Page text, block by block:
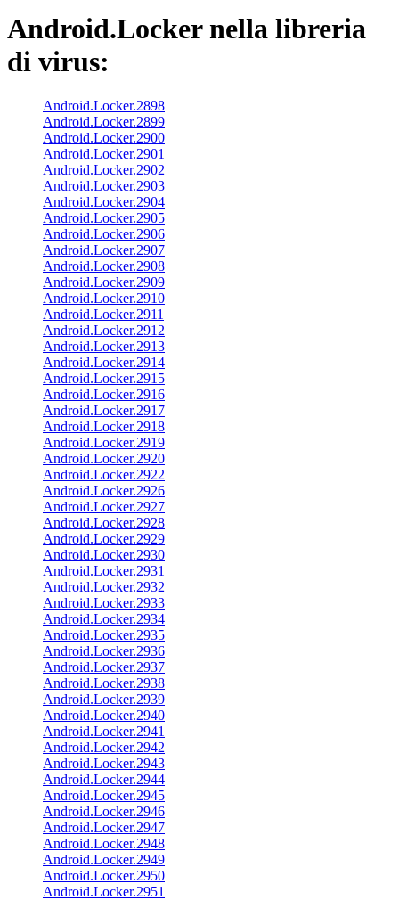
Android.Lockernella libreria
di virus:
Android.Locker.2898
Android.Locker.2899
Android.Locker.2900
Android.Locker.2901
Android.Locker.2902
Android.Locker.2903
Android.Locker.2904
Android.Locker.2905
Android.Locker.2906
Android.Locker.2907
Android.Locker.2908
Android.Locker.2909
Android.Locker.2910
Android.Locker.2911
Android.Locker.2912
Android.Locker.2913
Android.Locker.2914
Android.Locker.2915
Android.Locker.2916
Android.Locker.2917
Android.Locker.2918
Android.Locker.2919
Android.Locker.2920
Android.Locker.2922
Android.Locker.2926
Android.Locker.2927
Android.Locker.2928
Android.Locker.2929
Android.Locker.2930
Android.Locker.2931
Android.Locker.2932
Android.Locker.2933
Android.Locker.2934
Android.Locker.2935
Android.Locker.2936
Android.Locker.2937
Android.Locker.2938
Android.Locker.2939
Android.Locker.2940
Android.Locker.2941
Android.Locker.2942
Android.Locker.2943
Android.Locker.2944
Android.Locker.2945
Android.Locker.2946
Android.Locker.2947
Android.Locker.2948
Android.Locker.2949
Android.Locker.2950
Android.Locker.2951